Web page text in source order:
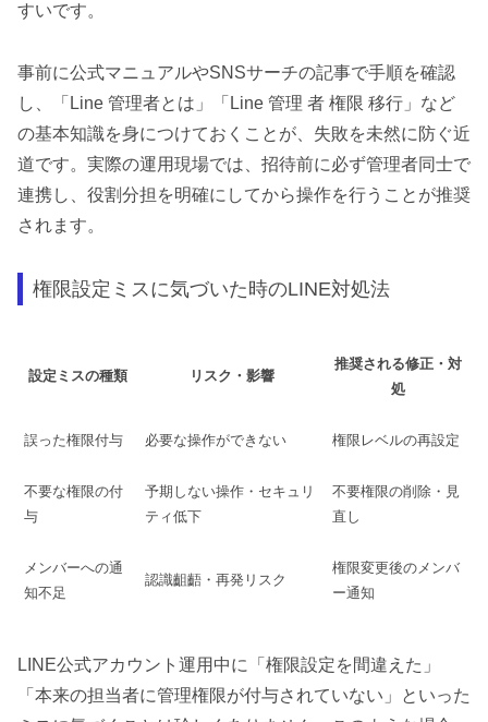
すいです。
事前に公式マニュアルやSNSサーチの記事で手順を確認
し、「Line 管理者とは」「Line 管理 者 権限 移行」など
の基本知識を身につけておくことが、失敗を未然に防ぐ近
道です。実際の運用現場では、招待前に必ず管理者同士で
連携し、役割分担を明確にしてから操作を行うことが推奨
されます。
権限設定ミスに気づいた時のLINE対処法
設定ミスの種類 リスク・影響
推奨される修正・対
処
誤った権限付与 必要な操作ができない 権限レベルの再設定
不要な権限の付
与
予期しない操作・セキュリ
ティ低下
不要権限の削除・見
直し
メンバーへの通
知不足
認識齟齬・再発リスク
権限変更後のメンバ
ー通知
LINE公式アカウント運用中に「権限設定を間違えた」
「本来の担当者に管理権限が付与されていない」といった